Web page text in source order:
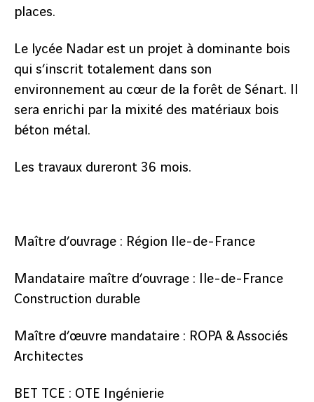
places.
Le lycée Nadar est un projet à dominante bois
qui s’inscrit totalement dans son
environnement au cœur de la forêt de Sénart. Il
sera enrichi par la mixité des matériaux bois
béton métal.
Les travaux dureront 36 mois.
Maître d’ouvrage : Région Ile-de-France
Mandataire maître d’ouvrage : Ile-de-France
Construction durable
Maître d’œuvre mandataire : ROPA & Associés
Architectes
BET TCE : OTE Ingénierie